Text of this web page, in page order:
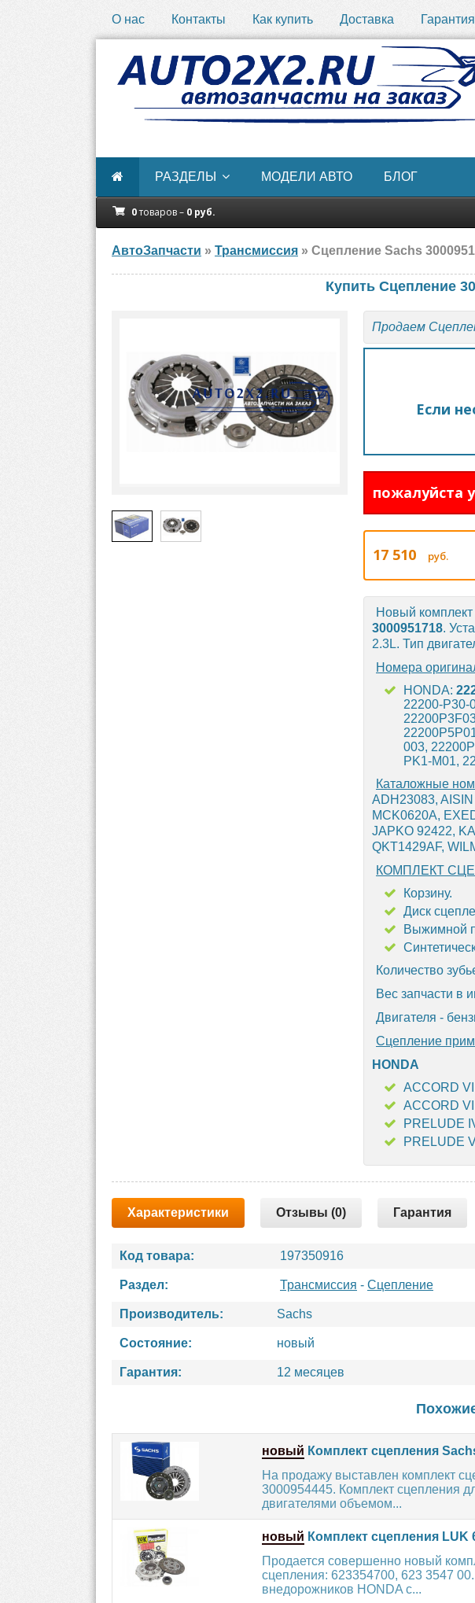
О нас Контакты Как купить Доставка Гарантия
РАЗДЕЛЫ МОДЕЛИ АВТО БЛОГ
0товаров – 0 руб.
АвтоЗапчасти » Трансмиссия » Сцепление Sachs
Купить Сцепление
Продаем
Если
пожалуйста
17 510 руб.
Новый
3000951718.
2.3L. Тип
Номера
HONDA:
22200-P30-
003,
PK1-M01,
Каталожные
ADH23083,
MCK0620A,
JAPKO 92422,
QKT1429AF,
КОМПЛЕКТ
Корзину.
Диск
Выжимной
Количество
Вес запчасти в
Двигателя -
Сцепление
HONDA
ACCORD
ACCORD
PRELUDE
PRELUDE
Характеристики Отзывы (0) Гарантия
Код товара: 197350916
Раздел: Трансмиссия - Сцепление
Производитель: Sachs
Состояние: новый
Гарантия: 12 месяцев
новый Комплект сцепления
На продажу выставлен комплект
3000954445. Комплект сцепления
двигателями объемом...
новый Комплект сцепления LUK
Продается совершенно новый
сцепления: 623354700, 623 3547
внедорожников HONDA с...